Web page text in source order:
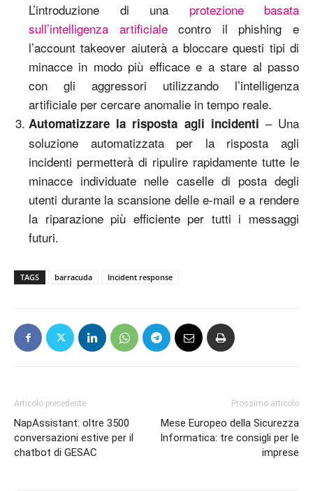
L’introduzione di una protezione basata
sull’intelligenza artificialecontro il phishing e
l’account takeover aiuterà a bloccare questi tipi di
minacce in modo più efficace e a stare al passo
con gli aggressori utilizzando l’intelligenza
artificiale per cercare anomalie in tempo reale.
Automatizzare la risposta agli incidenti – Una
soluzione automatizzata per la risposta agli
incidenti permetterà di ripulire rapidamente tutte le
minacce individuate nelle caselle di posta degli
utenti durante la scansione delle e-mail e a rendere
la riparazione più efficiente per tutti i messaggi
futuri.
TAGS barracuda Incident response
Articolo precedente
NapAssistant: oltre 3500
conversazioni estive per il
chatbot di GESAC
Prossimo articolo
Mese Europeo della Sicurezza
Informatica: tre consigli per le
imprese